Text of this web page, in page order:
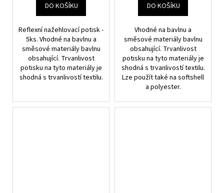
DO KOŠÍKU
Reflexní nažehlovací potisk -
5ks. Vhodné na bavlnu a
směsové materiály bavlnu
obsahující. Trvanlivost
potisku na tyto materiály je
shodná s trvanlivostí textilu.
DO KOŠÍKU
Vhodné na bavlnu a
směsové materiály bavlnu
obsahující. Trvanlivost
potisku na tyto materiály je
shodná s trvanlivostí textilu.
Lze použít také na softshell
a polyester.